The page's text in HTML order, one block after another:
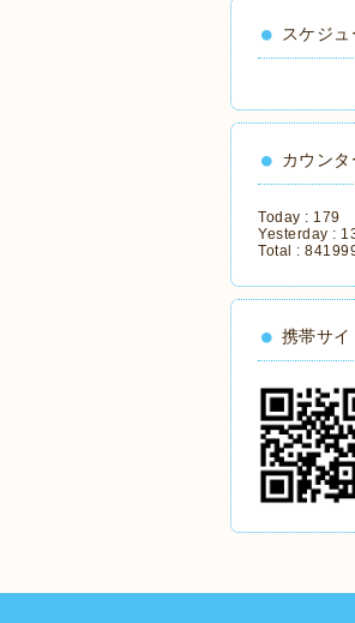
スケジュ
カウンタ
Today : 179
Yesterday :
Total :
携帯サイ